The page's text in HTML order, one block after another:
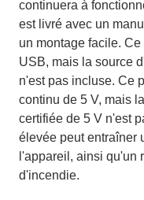
continuera à
est livré avec un
un montage facile.
USB, mais la source
n'est pas incluse. Ce
continu de 5 V, mais
certifiée de 5 V n'est
élevée peut entraîner
l'appareil, ainsi qu'un
d'incendie.